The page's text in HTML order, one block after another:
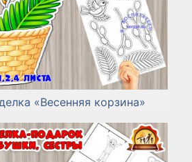
«Весенняя корзина»